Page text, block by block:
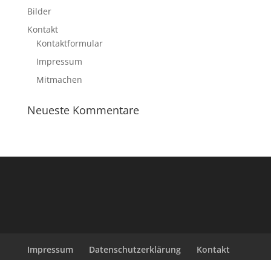
Bilder
Kontakt
Kontaktformular
Impressum
Mitmachen
Neueste Kommentare
Impressum Datenschutzerklärung
Kontakt